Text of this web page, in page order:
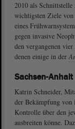
2010 als
wichtigsten Ziele
eines
gegen invasive
den vergangenen
denen einige in der
Sachsen-
Katrin Schneider,
der Bekämpfung
Kontrolle über den
ausbreiten könne.